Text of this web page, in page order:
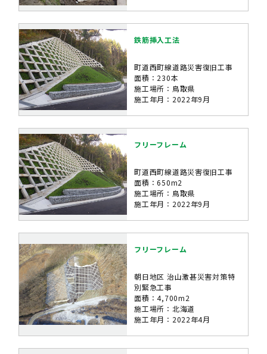
鉄筋挿入工法
町道西町線道路災害復旧工事
面積：230本
施工場所：鳥取県
施工年月：2022年9月
フリーフレーム
町道西町線道路災害復旧工事
面積：650m2
施工場所：鳥取県
施工年月：2022年9月
フリーフレーム
朝日地区 治山激甚災害対策特
別緊急工事
面積：4,700m2
施工場所：北海道
施工年月：2022年4月